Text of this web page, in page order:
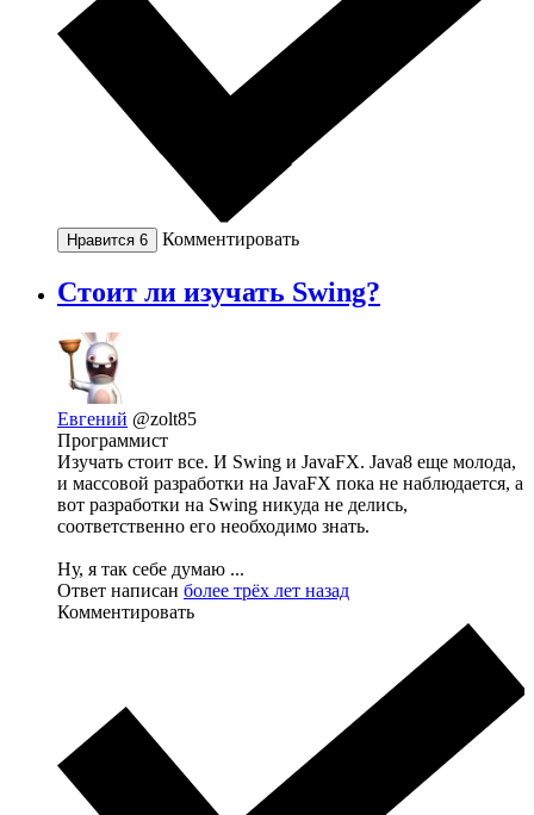
Нравится 6 Комментировать
Стоит ли изучать Swing?
Евгений @zolt85
Программист
Изучать стоит все. И Swing и JavaFX. Java8 еще молода,
и массовой разработки на JavaFX пока не наблюдается, а
вот разработки на Swing никуда не делись,
соответственно его необходимо знать.
Ну, я так себе думаю ...
Ответ написан более трёх лет назад
Комментировать